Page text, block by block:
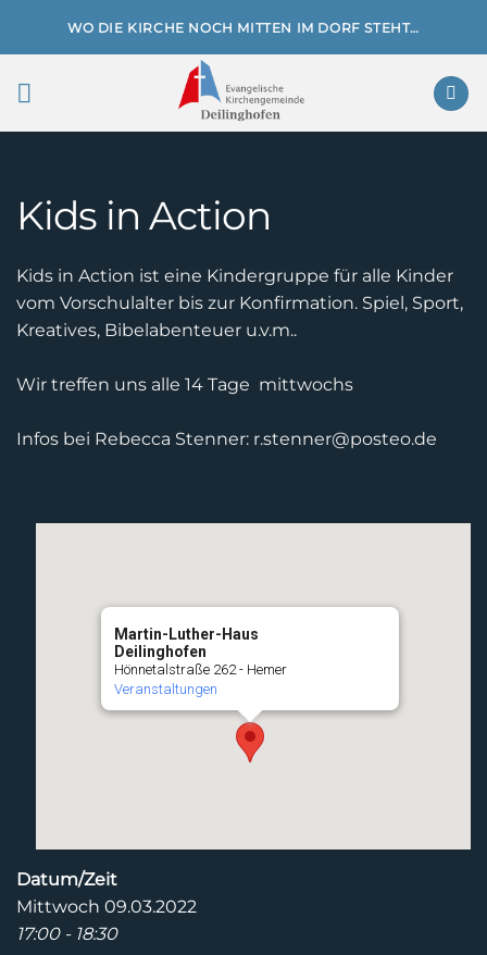
WO DIE KIRCHE NOCH MITTEN IM DORF STEHT…
Kids in Action
Kids in Action ist eine Kindergruppe für alle Kinder
vom Vorschulalter bis zur Konfirmation. Spiel, Sport,
Kreatives, Bibelabenteuer u.v.m..
Wir treffen uns alle 14 Tage mittwochs
Infos bei Rebecca Stenner: r.stenner@posteo.de
Martin-Luther-Haus
Deilinghofen
Hönnetalstraße 262 - Hemer
Veranstaltungen
Datum/Zeit
Mittwoch 09.03.2022
17:00 - 18:30